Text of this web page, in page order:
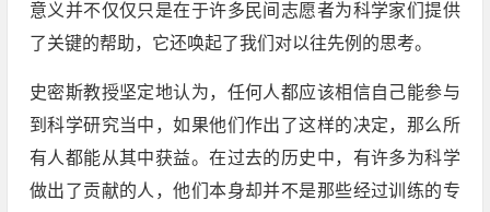
意义并不仅仅只是在于许多民间志愿者为科学家们提供
了关键的帮助，它还唤起了我们对以往先例的思考。
史密斯教授坚定地认为，任何人都应该相信自己能参与
到科学研究当中，如果他们作出了这样的决定，那么所
有人都能从其中获益。在过去的历史中，有许多为科学
做出了贡献的人，他们本身却并不是那些经过训练的专